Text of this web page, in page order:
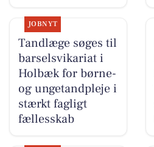
JOBNYT
Tandlæge søges til
barselsvikariat i
Holbæk for børne-
og ungetandpleje i
stærkt fagligt
fællesskab